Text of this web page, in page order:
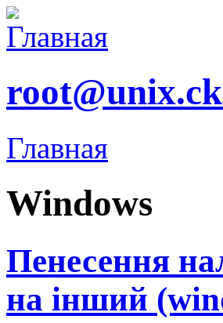
Главная
Windows
Пенесення
на інший